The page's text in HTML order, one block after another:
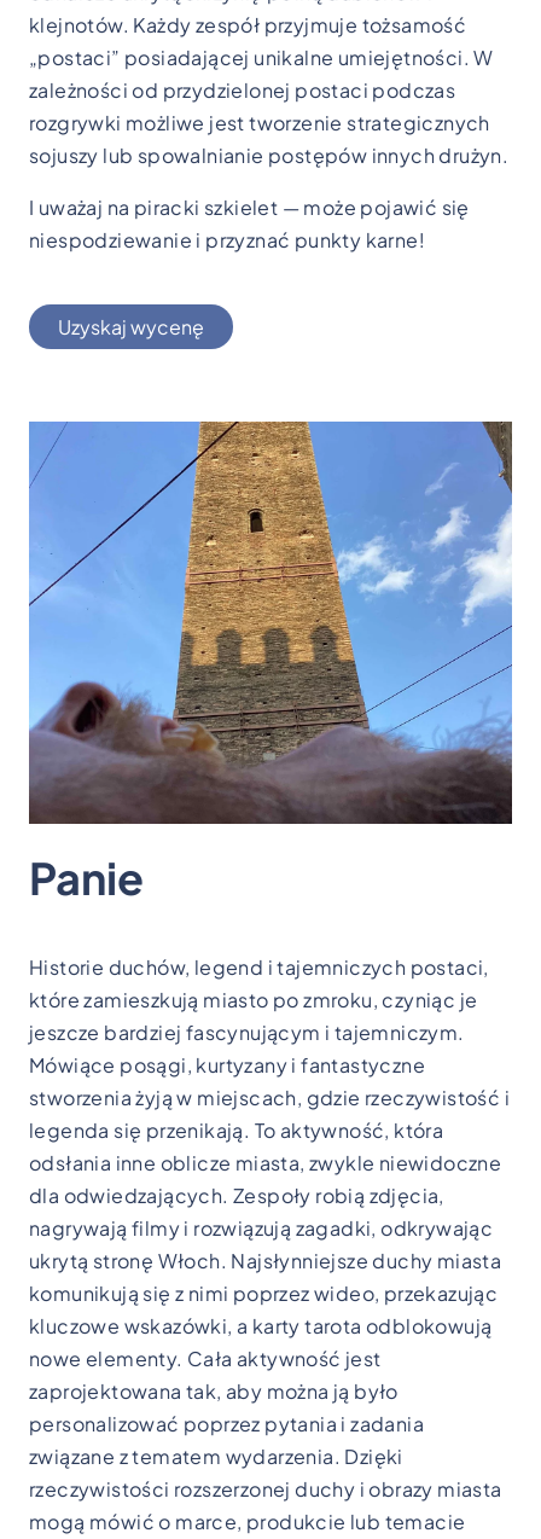
klejnotów. Każdy zespół przyjmuje tożsamość
„postaci” posiadającej unikalne umiejętności. W
zależności od przydzielonej postaci podczas
rozgrywki możliwe jest tworzenie strategicznych
sojuszy lub spowalnianie postępów innych drużyn.
I uważaj na piracki szkielet — może pojawić się
niespodziewanie i przyznać punkty karne!
Uzyskaj wycenę
Panie
Historie duchów, legend i tajemniczych postaci,
które zamieszkują miasto po zmroku, czyniąc je
jeszcze bardziej fascynującym i tajemniczym.
Mówiące posągi, kurtyzany i fantastyczne
stworzenia żyją w miejscach, gdzie rzeczywistość i
legenda się przenikają. To aktywność, która
odsłania inne oblicze miasta, zwykle niewidoczne
dla odwiedzających. Zespoły robią zdjęcia,
nagrywają filmy i rozwiązują zagadki, odkrywając
ukrytą stronę Włoch. Najsłynniejsze duchy miasta
komunikują się z nimi poprzez wideo, przekazując
kluczowe wskazówki, a karty tarota odblokowują
nowe elementy. Cała aktywność jest
zaprojektowana tak, aby można ją było
personalizować poprzez pytania i zadania
związane z tematem wydarzenia. Dzięki
rzeczywistości rozszerzonej duchy i obrazy miasta
mogą mówić o marce, produkcie lub temacie